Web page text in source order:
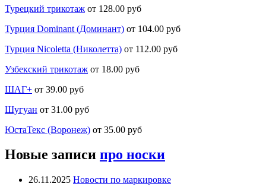
Турецкий трикотаж от 128.00 руб
Турция Dominant (Доминант) от 104.00 руб
Турция Nicoletta (Николетта) от 112.00 руб
Узбекский трикотаж от 18.00 руб
ШАГ+ от 39.00 руб
Шугуан от 31.00 руб
ЮстаТекс (Воронеж) от 35.00 руб
Новые записи про носки
26.11.2025 Новости по маркировке